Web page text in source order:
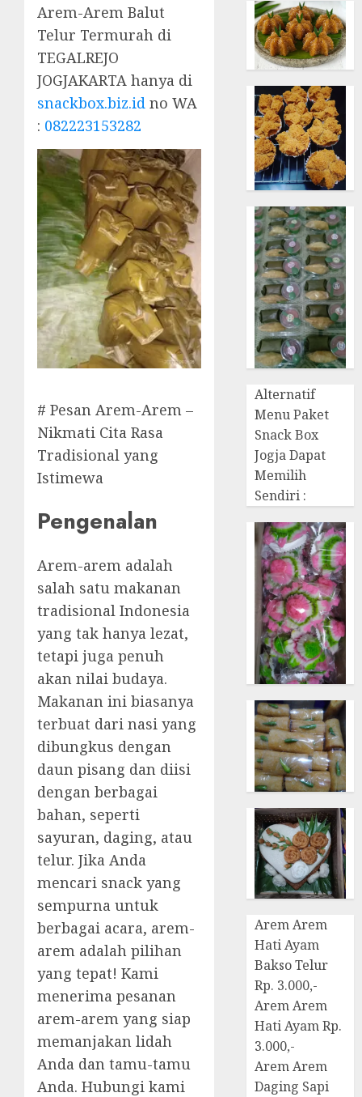
Arem-Arem Balut
Telur Termurah di
TEGALREJO
JOGJAKARTA hanya di
snackbox.biz.id no WA
: 082223153282
# Pesan Arem-Arem –
Nikmati Cita Rasa
Tradisional yang
Istimewa
Pengenalan
Arem-arem adalah
salah satu makanan
tradisional Indonesia
yang tak hanya lezat,
tetapi juga penuh
akan nilai budaya.
Makanan ini biasanya
terbuat dari nasi yang
dibungkus dengan
daun pisang dan diisi
dengan berbagai
bahan, seperti
sayuran, daging, atau
telur. Jika Anda
mencari snack yang
sempurna untuk
berbagai acara, arem-
arem adalah pilihan
yang tepat! Kami
menerima pesanan
arem-arem yang siap
memanjakan lidah
Anda dan tamu-tamu
Anda. Hubungi kami
Alternatif
Menu Paket
Snack Box
Jogja Dapat
Memilih
Sendiri :
Arem Arem
Hati Ayam
Bakso Telur
Rp. 3.000,-
Arem Arem
Hati Ayam Rp.
3.000,-
Arem Arem
Daging Sapi